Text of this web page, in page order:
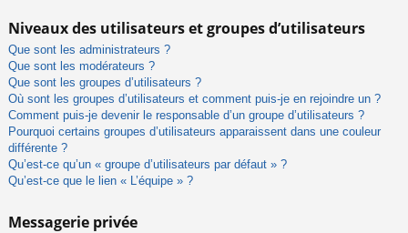
Niveaux des utilisateurs et groupes d’utilisateurs
Que sont les administrateurs ?
Que sont les modérateurs ?
Que sont les groupes d’utilisateurs ?
Où sont les groupes d’utilisateurs et comment puis-je en rejoindre un ?
Comment puis-je devenir le responsable d’un groupe d’utilisateurs ?
Pourquoi certains groupes d’utilisateurs apparaissent dans une couleur
différente ?
Qu’est-ce qu’un « groupe d’utilisateurs par défaut » ?
Qu’est-ce que le lien « L’équipe » ?
Messagerie privée